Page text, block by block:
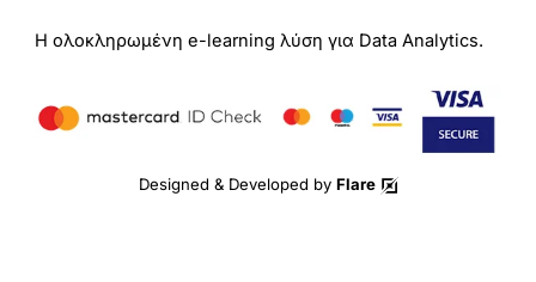
Η ολοκληρωμένη e-learning λύση για Data Analytics.
Designed & Developed by Flare